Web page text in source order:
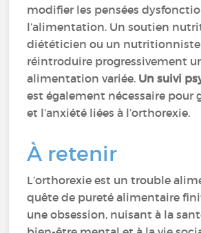
modifier les pensées
l’alimentation. Un soutien
diététicien ou un
réintroduire progressivement
alimentation variée. Un suivi
est également nécessaire pour
et l’anxiété liées à l’orthorexie.
À retenir
L’orthorexie est un trouble
quête de pureté alimentaire
une obsession, nuisant à la